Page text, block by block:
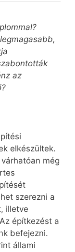
az
elkészültek.
még
szerezni a
illetve
építkezést a
befejezni.
állami